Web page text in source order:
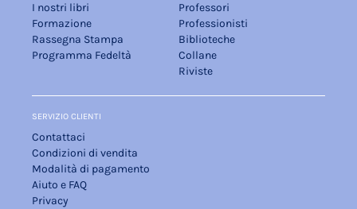
I nostri libri
Formazione
Rassegna Stampa
Programma Fedeltà
Professori
Professionisti
Biblioteche
Collane
Riviste
SERVIZIO CLIENTI
Contattaci
Condizioni di vendita
Modalità di pagamento
Aiuto e FAQ
Privacy